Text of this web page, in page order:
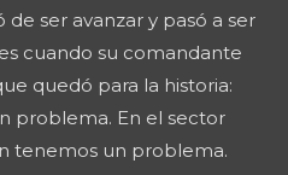
ser avanzar y pasó a ser
cuando su comandante
quedó para la historia:
problema. En el sector
tenemos un problema.